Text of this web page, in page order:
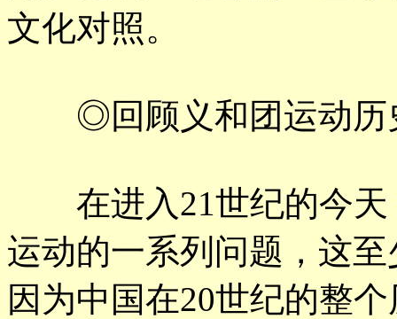
文化对照。
◎回顾义和团运动历
在进入21世纪的今天
运动的一系列问题，这
因为中国在20世纪的整